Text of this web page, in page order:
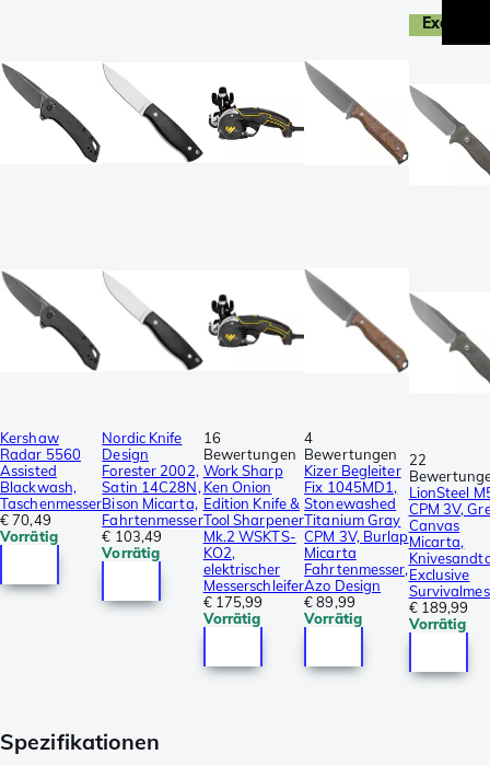
Kershaw
Radar 5560
Assisted
Blackwash,
Taschenmesser
€ 70,49
Vorrätig
Nordic Knife
Design
Forester 2002,
Satin 14C28N,
Bison Micarta,
Fahrtenmesser
€ 103,49
Vorrätig
16
Bewertungen
Work Sharp
Ken Onion
Edition Knife &
Tool Sharpener
Mk.2 WSKTS-
KO2,
elektrischer
Messerschleifer
€ 175,99
Vorrätig
4
Bewertungen
Kizer Begleiter
Fix 1045MD1,
Stonewashed
Titanium Gray
CPM 3V, Burlap
Micarta
Fahrtenmesser,
Azo Design
€ 89,99
Vorrätig
22
LionSteel
CPM 3V,
Canvas
Micarta,
Exclusive
€ 189,99
Vorrätig
Spezifikationen